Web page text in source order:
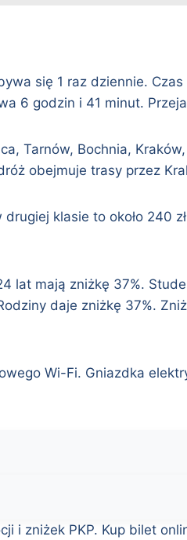
się 1 raz dziennie.
6 godzin i 41 minut.
Tarnów, Bochnia,
obejmuje trasy przez
klasie to około 240
lat mają zniżkę 37%.
daje zniżkę 37%.
Wi-Fi. Gniazdka
i zniżek PKP. Kup bilet